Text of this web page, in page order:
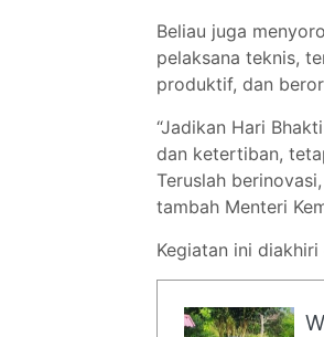
Beliau juga
pelaksana teknis,
produktif, dan
“Jadikan Hari
dan ketertiban,
Teruslah
tambah Menteri
Kegiatan ini